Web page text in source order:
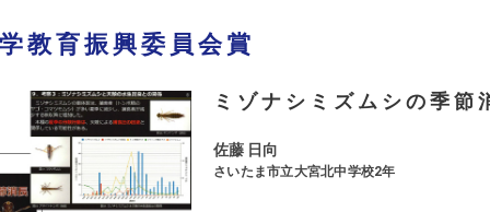
教育振興委員会賞
ミゾナシミズムシの季節
佐藤 日向
さいたま市立大宮北中学校2年